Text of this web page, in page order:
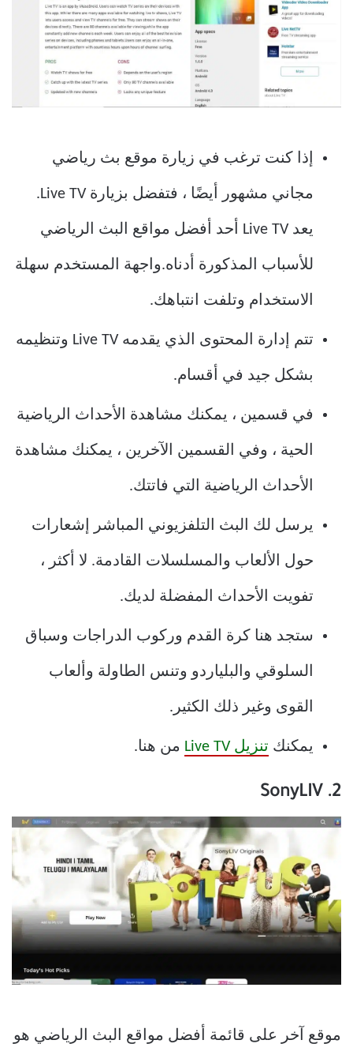
إذا كنت ترغب في زيارة موقع بث رياضي
مجاني مشهور أيضًا ، فتفضل بزيارة Live TV.
يعد Live TV أحد أفضل مواقع البث الرياضي
للأسباب المذكورة أدناه.واجهة المستخدم سهلة
الاستخدام وتلفت انتباهك.
تتم إدارة المحتوى الذي يقدمه Live TV وتنظيمه
بشكل جيد في أقسام.
في قسمين ، يمكنك مشاهدة الأحداث الرياضية
الحية ، وفي القسمين الآخرين ، يمكنك مشاهدة
الأحداث الرياضية التي فاتتك.
يرسل لك البث التلفزيوني المباشر إشعارات
حول الألعاب والمسلسلات القادمة. لا أكثر ،
تفويت الأحداث المفضلة لديك.
ستجد هنا كرة القدم وركوب الدراجات وسباق
السلوقي والبلياردو وتنس الطاولة وألعاب
القوى وغير ذلك الكثير.
يمكنك تنزيل Live TV من هنا.
2. SonyLIV
موقع آخر على قائمة أفضل مواقع البث الرياضي هو